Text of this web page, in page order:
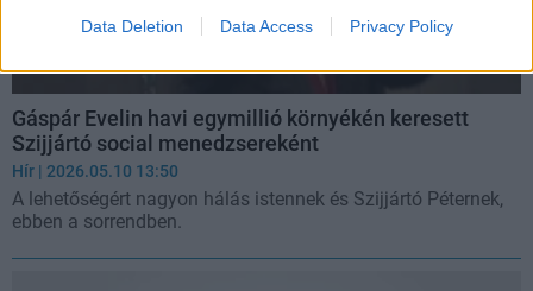
Data Deletion Data Access Privacy Policy
Gáspár Evelin havi egymillió környékén keresett
Szijjártó social menedzsereként
Hír | 2026.05.10 13:50
A lehetőségért nagyon hálás istennek és Szijjártó Péternek,
ebben a sorrendben.